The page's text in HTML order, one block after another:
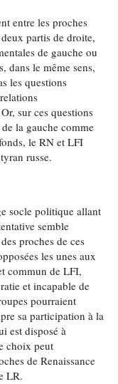
entre les proches
partis de droite,
de gauche ou
dans le même sens,
les questions
sur ces questions
la gauche comme
le RN et LFI
russe.
socle politique allant
semble
proches de ces
les unes aux
commun de LFI,
et incapable de
pourraient
sa participation à la
est disposé à
choix peut
de Renaissance
LR.